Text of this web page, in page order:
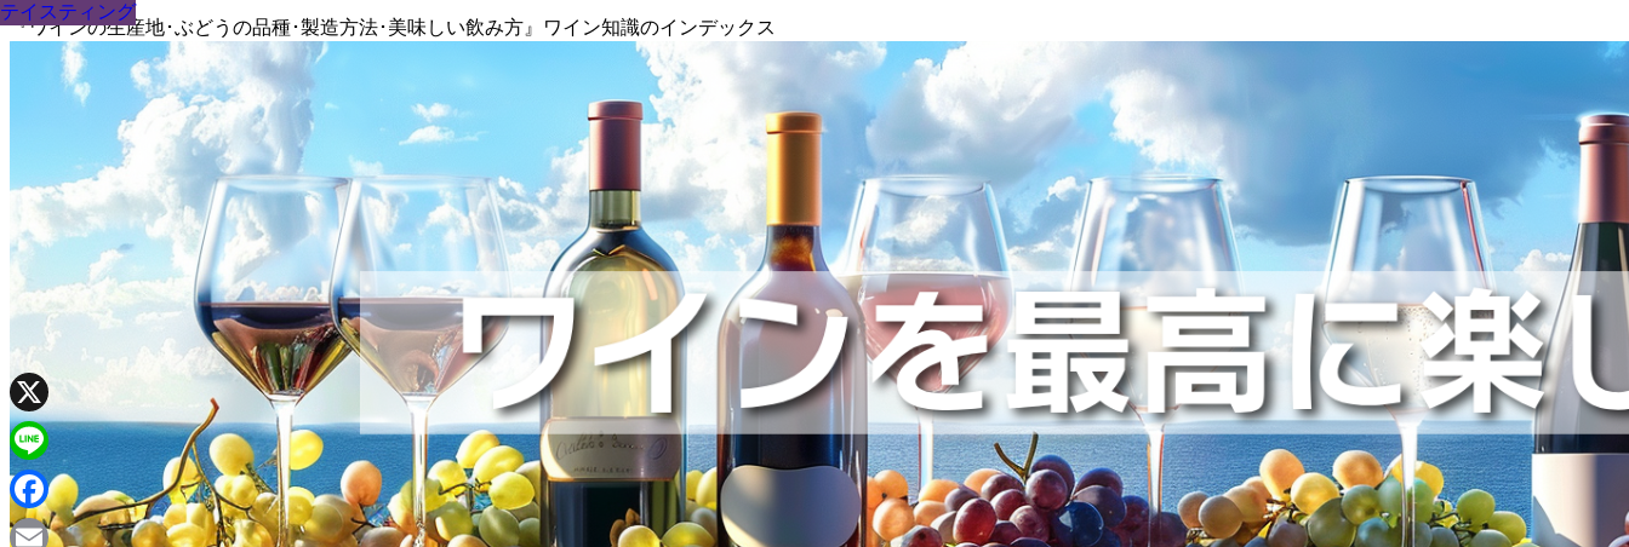
『ワインの生産地･ぶどうの品種･製造方法･美味しい飲み方』ワイン知識のインデックス
テイスティング
テイスティング
テイスティング
テイスティング
テイスティング
テイスティング
テイスティング
テイスティング
テイスティング
X
Line
Facebook